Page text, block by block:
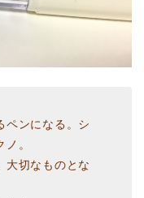
ペンになる。シ
。
大切なものとな